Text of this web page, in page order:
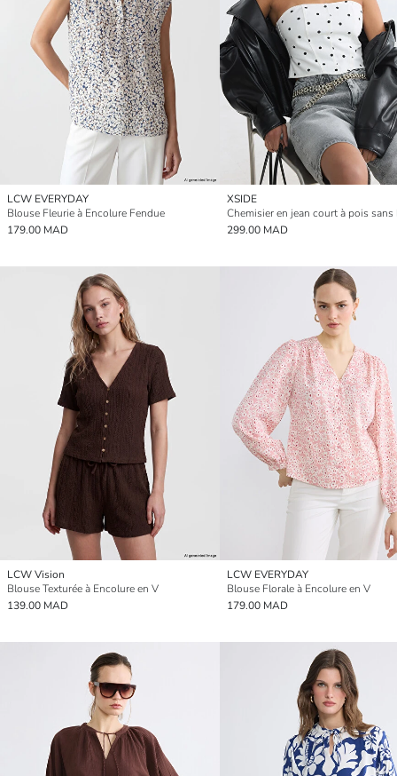
LCW EVERYDAY
Blouse Fleurie à Encolure Fendue
179.00 MAD
XSIDE
299.00 MAD
LCW Vision
Blouse Texturée à Encolure en V
139.00 MAD
LCW EVERYDAY
Blouse Florale à Encolure en V
179.00 MAD